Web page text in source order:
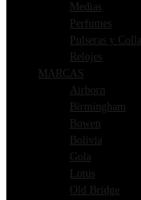
Medias
Perfumes
Pulseras y
Relojes
MARCAS
Airborn
Birmingham
Bowen
Bolivia
Gola
Lotus
Old Bridge